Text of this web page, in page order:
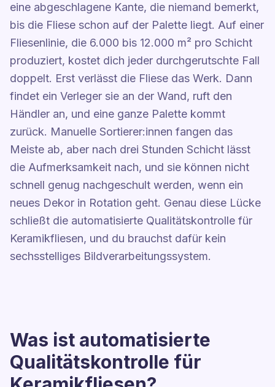
eine abgeschlagene Kante, die niemand bemerkt,
bis die Fliese schon auf der Palette liegt. Auf einer
Fliesenlinie, die 6.000 bis 12.000 m² pro Schicht
produziert, kostet dich jeder durchgerutschte Fall
doppelt. Erst verlässt die Fliese das Werk. Dann
findet ein Verleger sie an der Wand, ruft den
Händler an, und eine ganze Palette kommt
zurück. Manuelle Sortierer:innen fangen das
Meiste ab, aber nach drei Stunden Schicht lässt
die Aufmerksamkeit nach, und sie können nicht
schnell genug nachgeschult werden, wenn ein
neues Dekor in Rotation geht. Genau diese Lücke
schließt die automatisierte Qualitätskontrolle für
Keramikfliesen, und du brauchst dafür kein
sechsstelliges Bildverarbeitungssystem.
Was ist automatisierte
Qualitätskontrolle für